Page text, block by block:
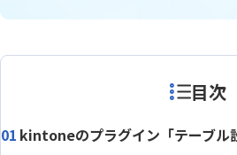
目次
kintoneのプラグイン「テーブル